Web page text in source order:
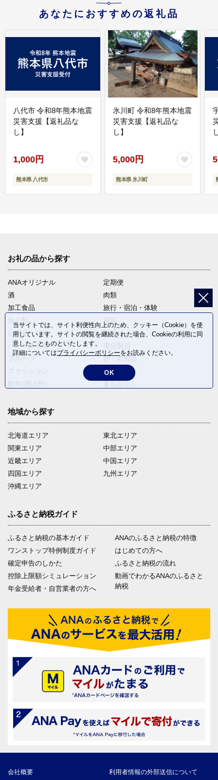
あなたにおすすめの返礼品
八代市 令和8年熊本地震
災害支援【返礼品な
し】
1,000円
熊本県 八代市
氷川町 令和8年熊本地震
災害支援【返礼品な
し】
5,000円
熊本県 氷川町
お礼の品から探す
ANAオリジナル
定期便
酒
肉類
加工食品
旅行・宿泊・体験
魚介類
麺類
日用品・雑貨
野菜
パン・菓子類
フルーツ
卵・乳製品
米・穀物
地域から探す
北海道エリア
関東エリア
近畿エリア
四国エリア
沖縄エリア
東北エリア
中部エリア
中国エリア
九州エリア
ふるさと納税ガイド
ふるさと納税の基本ガイド
ワンストップ特例制度ガイド
確定申告のしかた
控除上限額シミュレーション
年金受給者・自営業者の方へ
ANAのふるさと納税の特徴
はじめての方へ
ふるさと納税の流れ
動画でわかるANAのふるさと
納税
会社概要 利用者情報の外部送信について
当サイトでは、サイト利便性向上のため、クッキー（Cookie）を使
用しています。サイトの閲覧を継続された場合、Cookieの利用に同
意したことものといたします。
詳細についてはプライバシーポリシーをお読みください。
OK